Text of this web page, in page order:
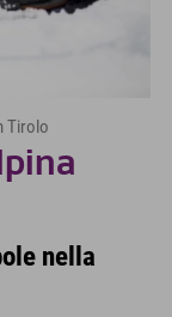
Tirolo
nella